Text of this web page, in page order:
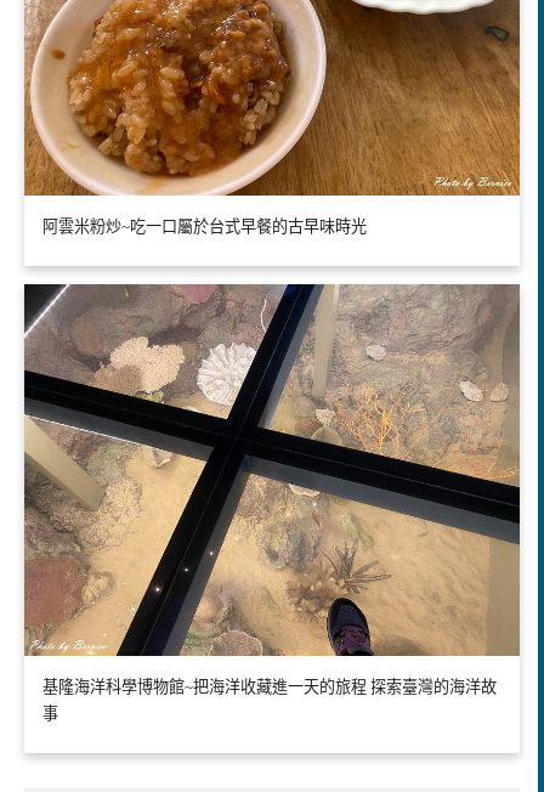
阿雲米粉炒~吃一口屬於台式早餐的古早味時光
基隆海洋科學博物館~把海洋收藏進一天的旅程 探索臺灣的海洋故
事